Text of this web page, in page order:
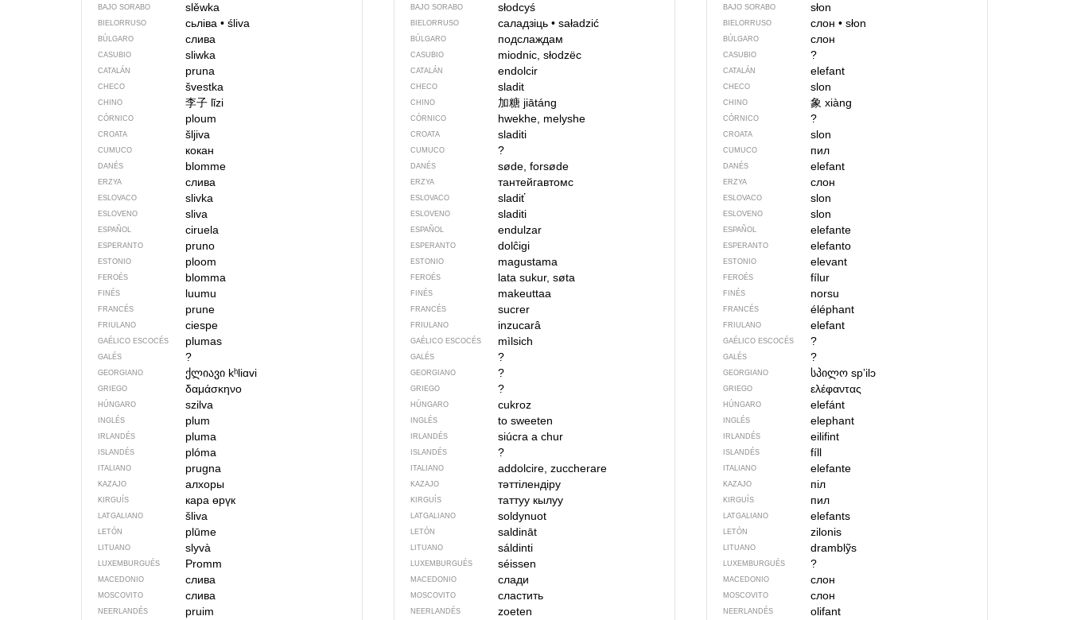
BAJO SORABO slěwka
BIELORRUSO сьліва •śliva
BÚLGARO слива
CASUBIO sliwka
CATALÁN pruna
CHECO švestka
CHINO 李子 lǐzi
CÓRNICO ploum
CROATA šljiva
CUMUCO кокан
DANÉS blomme
ERZYA слива
ESLOVACO slivka
ESLOVENO sliva
ESPAÑOL ciruela
ESPERANTO pruno
ESTONIO ploom
FEROÉS blomma
FINÉS luumu
FRANCÉS prune
FRIULANO ciespe
GAÉLICO ESCOCÉS plumas
GALÉS ?
GEORGIANO ქლიავი kʰliɑvi
GRIEGO δαμάσκηνο
HÚNGARO szilva
INGLÉS plum
IRLANDÉS pluma
ISLANDÉS plóma
ITALIANO prugna
KAZAJO алхоры
KIRGUÍS кара өрүк
LATGALIANO šliva
LETÓN plūme
LITUANO slyvà
LUXEMBURGUÉS Promm
MACEDONIO слива
MOSCOVITO слива
NEERLANDÉS pruim
BAJO SORABO słodcyś
BIELORRUSO саладзіць • saładzić
BÚLGARO подслаждам
CASUBIO miodnic, słodzëc
CATALÁN endolcir
CHECO sladit
CHINO 加糖 jiātáng
CÓRNICO hwekhe, melyshe
CROATA sladiti
CUMUCO ?
DANÉS søde, forsøde
ERZYA тантейгавтомс
ESLOVACO sladiť
ESLOVENO sladiti
ESPAÑOL endulzar
ESPERANTO dolĉigi
ESTONIO magustama
FEROÉS lata sukur, søta
FINÉS makeuttaa
FRANCÉS sucrer
FRIULANO inzucarâ
GAÉLICO ESCOCÉS mìlsich
GALÉS ?
GEORGIANO ?
GRIEGO ?
HÚNGARO cukroz
INGLÉS to sweeten
IRLANDÉS siúcra a chur
ISLANDÉS ?
ITALIANO addolcire, zuccherare
KAZAJO тәттілендіру
KIRGUÍS таттуу кылуу
LATGALIANO soldynuot
LETÓN saldināt
LITUANO sáldinti
LUXEMBURGUÉS séissen
MACEDONIO слади
MOSCOVITO сластить
NEERLANDÉS zoeten
BAJO SORABO słon
BIELORRUSO слон• słon
BÚLGARO слон
CASUBIO ?
CATALÁN elefant
CHECO slon
CHINO 象xiàng
CÓRNICO ?
CROATA slon
CUMUCO пил
DANÉS elefant
ERZYA слон
ESLOVACO slon
ESLOVENO slon
ESPAÑOL elefante
ESPERANTO elefanto
ESTONIO elevant
FEROÉS fílur
FINÉS norsu
FRANCÉS éléphant
FRIULANO elefant
GAÉLICO ESCOCÉS ?
GALÉS ?
GEORGIANO სპილოspʼilɔ
GRIEGO ελέφαντας
HÚNGARO elefánt
INGLÉS elephant
IRLANDÉS eilifint
ISLANDÉS fíll
ITALIANO elefante
KAZAJO піл
KIRGUÍS пил
LATGALIANO elefants
LETÓN zilonis
LITUANO dramblỹs
LUXEMBURGUÉS ?
MACEDONIO слон
MOSCOVITO слон
NEERLANDÉS olifant